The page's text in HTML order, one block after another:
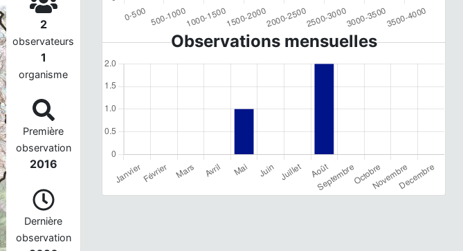
2
observateurs
1
organisme
Première
observation
2016
Dernière
observation
Observations mensuelles